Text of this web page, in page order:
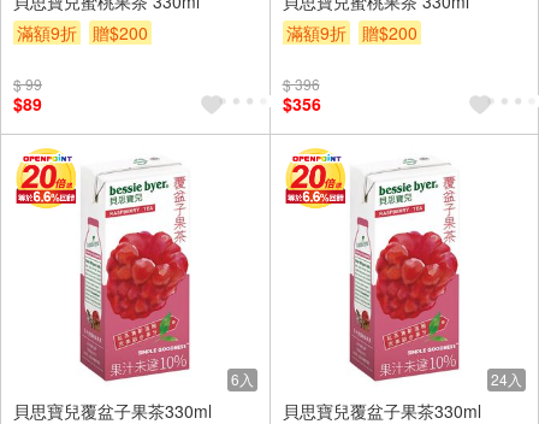
滿額9折
贈$200
$ 99
$89
滿額9折
贈$200
$ 396
$356
6入
貝思寶兒覆盆子果茶330ml
24入
貝思寶兒覆盆子果茶330ml